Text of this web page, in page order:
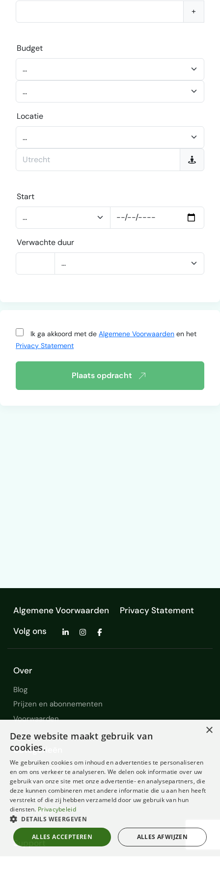
+
Budget
Locatie
Start
Verwachte duur
Ik ga akkoord met deAlgemene Voorwaarden en het
Privacy Statement
Plaats opdracht
Algemene Voorwaarden
Privacy Statement
Volg ons
Over
Blog
Prijzen en abonnementen
Voorwaarden
Categorieën
Development & IT
Design & Creative
Marketing
AI Services
Support
×
Deze website maakt gebruik van
cookies.
We gebruiken cookies om inhoud en advertenties te personaliseren
en om ons verkeer te analyseren. We delen ook informatie over uw
gebruik van onze site met onze advertentie- en analysepartners, die
deze kunnen combineren met andere informatie die u aan hen heeft
verstrekt of die zij hebben verzameld door uw gebruik van hun
diensten. Privacybeleid
DETAILS WEERGEVEN
ALLES ACCEPTEREN ALLES AFWIJZEN